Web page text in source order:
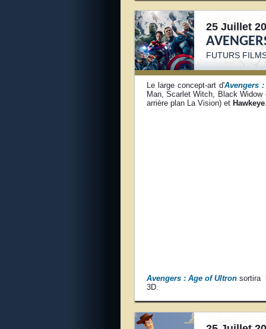
25 Juillet
FUTURS
Le large concept-art d'Avengers
Man, Scarlet Witch, Black
arrière plan La Vision) et Hawkeye
Avengers : Age of Ultronsortira
3D.